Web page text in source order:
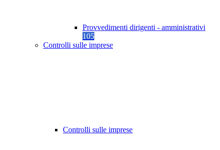
Provvedimenti dirigenti - amministrativi
105
Controlli sulle imprese
Controlli sulle imprese